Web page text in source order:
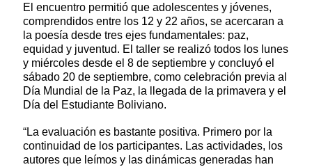
Contenido de la noticia
El encuentro permitió que adolescentes y jóvenes,
comprendidos entre los 12 y 22 años, se acercaran a
la poesía desde tres ejes fundamentales: paz,
equidad y juventud. El taller se realizó todos los lunes
y miércoles desde el 8 de septiembre y concluyó el
sábado 20 de septiembre, como celebración previa al
Día Mundial de la Paz, la llegada de la primavera y el
Día del Estudiante Boliviano.
“La evaluación es bastante positiva. Primero por la
continuidad de los participantes. Las actividades, los
autores que leímos y las dinámicas generadas han